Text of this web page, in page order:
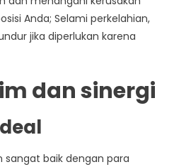
Anda; Selami perkelahian,
jika diperlukan karena
dan sinergi
sangat baik dengan para